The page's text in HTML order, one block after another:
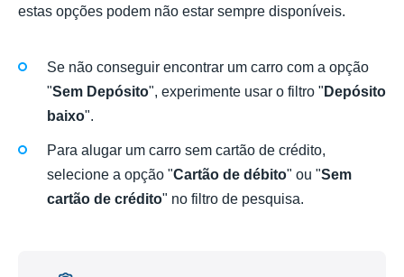
estas opções podem não estar sempre disponíveis.
Se não conseguir encontrar um carro com a opção
"Sem Depósito", experimente usar o filtro " Depósito
baixo".
Para alugar um carro sem cartão de crédito,
selecione a opção "Cartão de débito" ou "Sem
cartão de crédito" no filtro de pesquisa.